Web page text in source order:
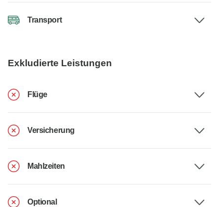
Transport
Exkludierte Leistungen
Flüge
Versicherung
Mahlzeiten
Optional